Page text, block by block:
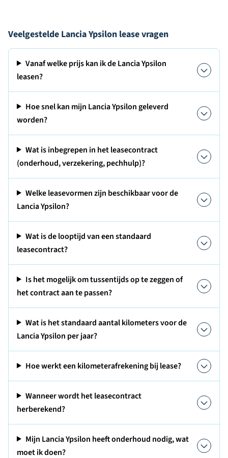
Veelgestelde Lancia Ypsilon lease vragen
Vanaf welke prijs kan ik de Lancia Ypsilon
leasen?
Hoe snel kan mijn Lancia Ypsilon geleverd
worden?
Wat is inbegrepen in het leasecontract
(onderhoud, verzekering, pechhulp)?
Welke leasevormen zijn beschikbaar voor de
Lancia Ypsilon?
Wat is de looptijd van een standaard
leasecontract?
Is het mogelijk om tussentijds op te zeggen of
het contract aan te passen?
Wat is het standaard aantal kilometers voor de
Lancia Ypsilon per jaar?
Hoe werkt een kilometerafrekening bij lease?
Wanneer wordt het leasecontract
herberekend?
Mijn Lancia Ypsilon heeft onderhoud nodig, wat
moet ik doen?